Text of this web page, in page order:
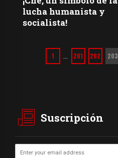
lucha humanista y
socialista!
1 201 202 203
Suscripción